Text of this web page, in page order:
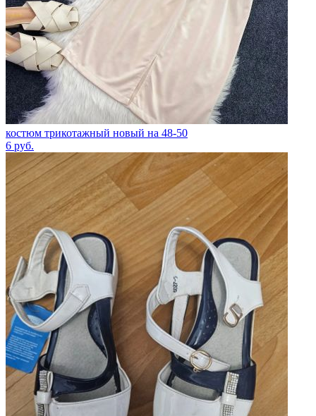
костюм трикотажный новый на 48-50
6 руб.